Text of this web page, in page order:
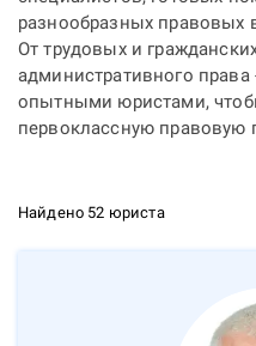
разнообразных правовых
От трудовых и
административного
опытными юристами,
первоклассную правовую
Найдено 52 юриста